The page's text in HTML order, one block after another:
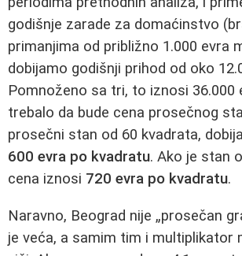
godišnje zarade za domaćinstvo
primanjima od približno 1.000 evra
dobijamo godišnji prihod od oko
Pomnoženo sa tri, to iznosi 36.000
trebalo da bude cena prosečnog
prosečni stan od 60 kvadrata,
600 evra po kvadratu. Ako je stan
cena iznosi 720 evra po kvadratu.
Naravno, Beograd nije „prosečan
je veća, a samim tim i multiplikator